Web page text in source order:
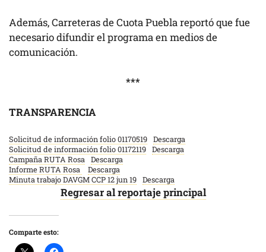
Además, Carreteras de Cuota Puebla reportó que fue
necesario difundir el programa en medios de
comunicación.
***
TRANSPARENCIA
Solicitud de información folio 01170519
Descarga
Solicitud de información folio 01172119
Descarga
Campaña RUTA Rosa
Descarga
Informe RUTA Rosa
Descarga
Minuta trabajo DAVGM CCP 12 jun 19
Descarga
Regresar al reportaje principal
Comparte esto: